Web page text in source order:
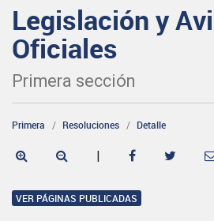
Legislación y
Oficiales
Primera sección
Primera Resoluciones Detalle
|
VER PÁGINAS PUBLICADAS